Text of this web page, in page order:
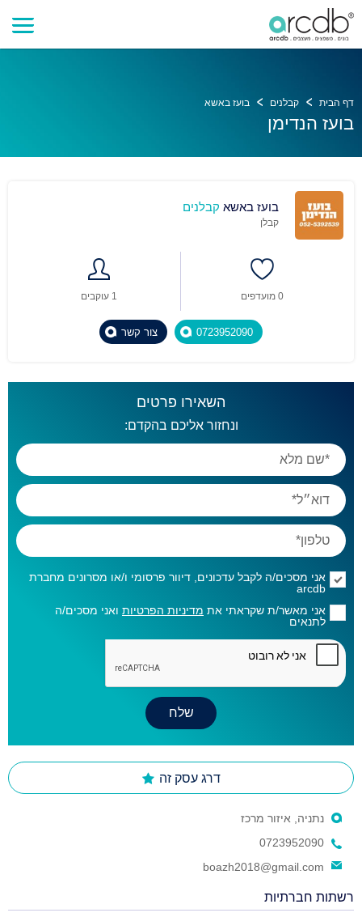
דף הבית קבלנים בועז באשא
בועז הנדימן
בועז באשא קבלנים
קבלן
1 עוקבים 0 מועדפים
צור קשר 0723952090
השאירו פרטים
ונחזור אליכם בהקדם:
אני מסכים/ה לקבל עדכונים, דיוור פרסומי ו/או מסרונים מחברת
arcdb
אני מאשר/ת שקראתי את מדיניות הפרטיות ואני מסכים/ה
לתנאים
דרג עסק זה
נתניה, איזור מרכז
0723952090
boazh2018@gmail.com
רשתות חברתיות